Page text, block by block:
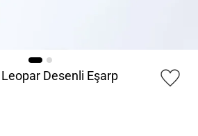
Desenli Eşarp